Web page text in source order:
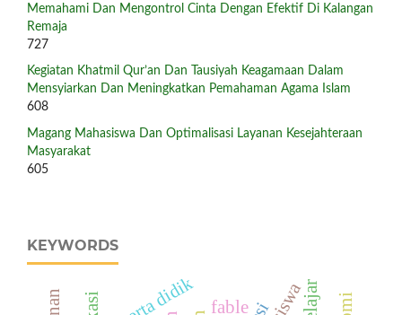
Memahami Dan Mengontrol Cinta Dengan Efektif Di Kalangan
Remaja
727
Kegiatan Khatmil Qur’an Dan Tausiyah Keagamaan Dalam
Mensyiarkan Dan Meningkatkan Pemahaman Agama Islam
608
Magang Mahasiswa Dan Optimalisasi Layanan Kesejahteraan
Masyarakat
605
KEYWORDS
fable